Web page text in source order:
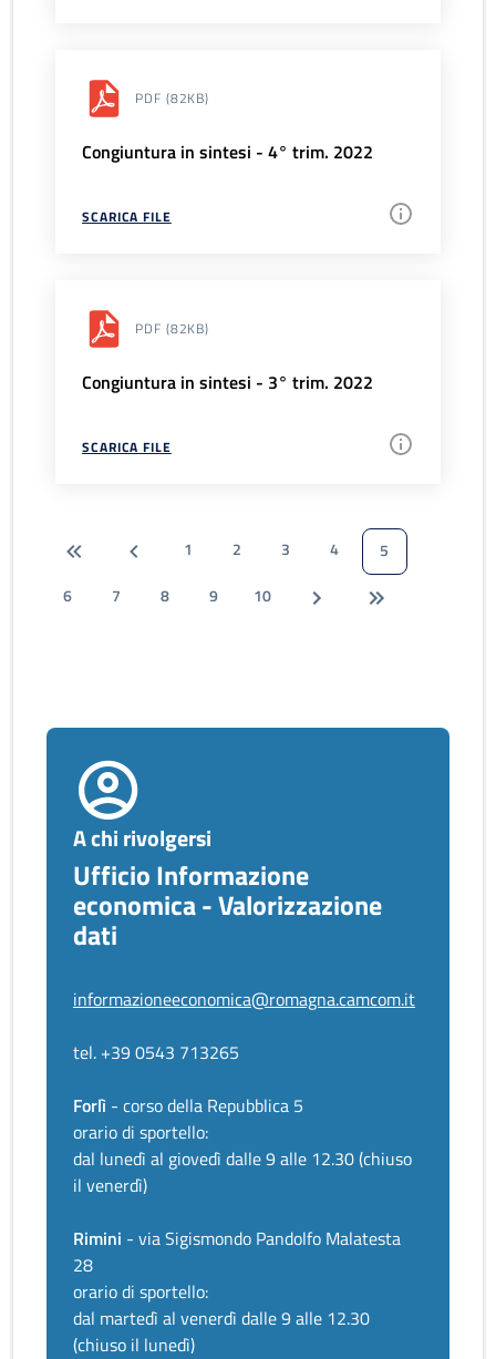
PDF (82KB)
Congiuntura in sintesi - 4° trim. 2022
SCARICA FILE
PDF (82KB)
Congiuntura in sintesi - 3° trim. 2022
SCARICA FILE
1 2 3 4
5
6
7 8 9 10
A chi rivolgersi
Ufficio Informazione
economica - Valorizzazione
dati
informazioneeconomica@romagna.camcom.it
tel. +39 0543 713265
Forlì - corso della Repubblica 5
orario di sportello:
dal lunedì al giovedì dalle 9 alle 12.30 (chiuso
il venerdì)
Rimini - via Sigismondo Pandolfo Malatesta
28
orario di sportello:
dal martedì al venerdì dalle 9 alle 12.30
(chiuso il lunedì)